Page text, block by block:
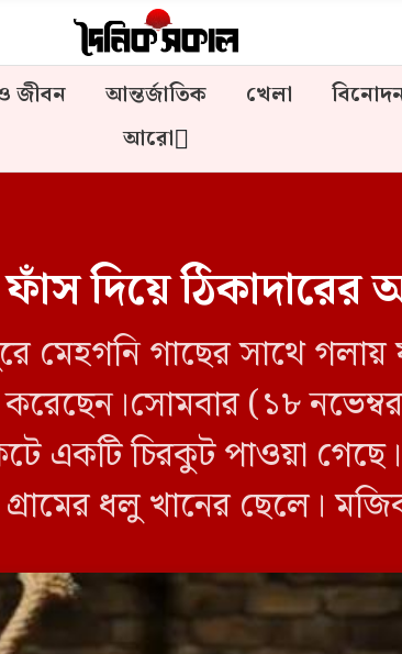
জীবন আন্তর্জাতিক খেলা
আরো
দিয়ে ঠিকাদারের
মেহগনি গাছের সাথে
(১৮
একটি চিরকুট পাওয়া
ধলু খানের ছেলে।